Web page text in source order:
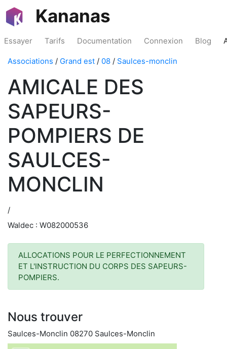
Kananas
Essayer Tarifs Documentation Connexion Blog
Associations / Grand est / 08 / Saulces-monclin
AMICALE DES
SAPEURS-
POMPIERS DE
SAULCES-
MONCLIN
/
Waldec : W082000536
ALLOCATIONS POUR LE PERFECTIONNEMENT
ET L'INSTRUCTION DU CORPS DES SAPEURS-
POMPIERS.
Nous trouver
Saulces-Monclin 08270 Saulces-Monclin